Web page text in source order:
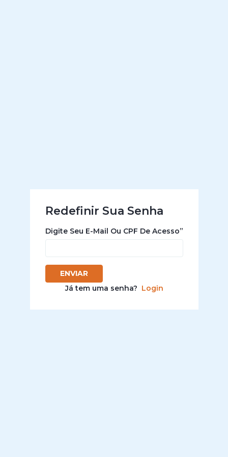
Redefinir Sua Senha
Digite Seu E-Mail Ou CPF De Acesso”
ENVIAR
Já tem uma senha? Login